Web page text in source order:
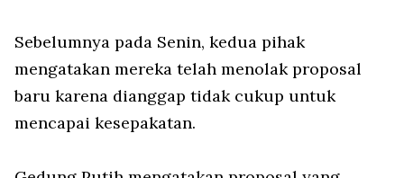
Sebelumnya pada Senin, kedua pihak
mengatakan mereka telah menolak proposal
baru karena dianggap tidak cukup untuk
mencapai kesepakatan.